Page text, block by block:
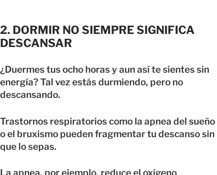
2. DORMIR NO SIEMPRE SIGNIFICA
DESCANSAR
¿Duermes tus ocho horas y aun así te sientes sin
energía? Tal vez estás durmiendo, pero no
descansando.
Trastornos respiratorios como la apnea del sueño
o el bruxismo pueden fragmentar tu descanso sin
que lo sepas.